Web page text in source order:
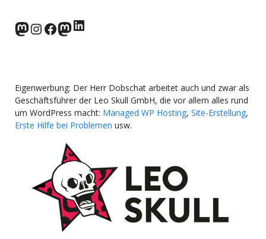
norden.social
Instagram
Facebook
wp-punks.social
LinkedIn
Eigenwerbung: Der Herr Dobschat arbeitet auch und zwar als
Geschäftsführer der Leo Skull GmbH, die vor allem alles rund
um WordPress macht: Managed WP Hosting, Site-Erstellung,
Erste Hilfe bei Problemen usw.